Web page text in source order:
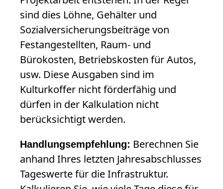
sind dies Löhne, Gehälter und
Sozialversicherungsbeiträge von
Festangestellten, Raum- und
Bürokosten, Betriebskosten für Autos,
usw. Diese Ausgaben sind im
Kulturkoffer nicht förderfähig und
dürfen in der Kalkulation nicht
berücksichtigt werden.
Handlungsempfehlung: Berechnen Sie
anhand Ihres letzten Jahresabschlusses
Tageswerte für die Infrastruktur.